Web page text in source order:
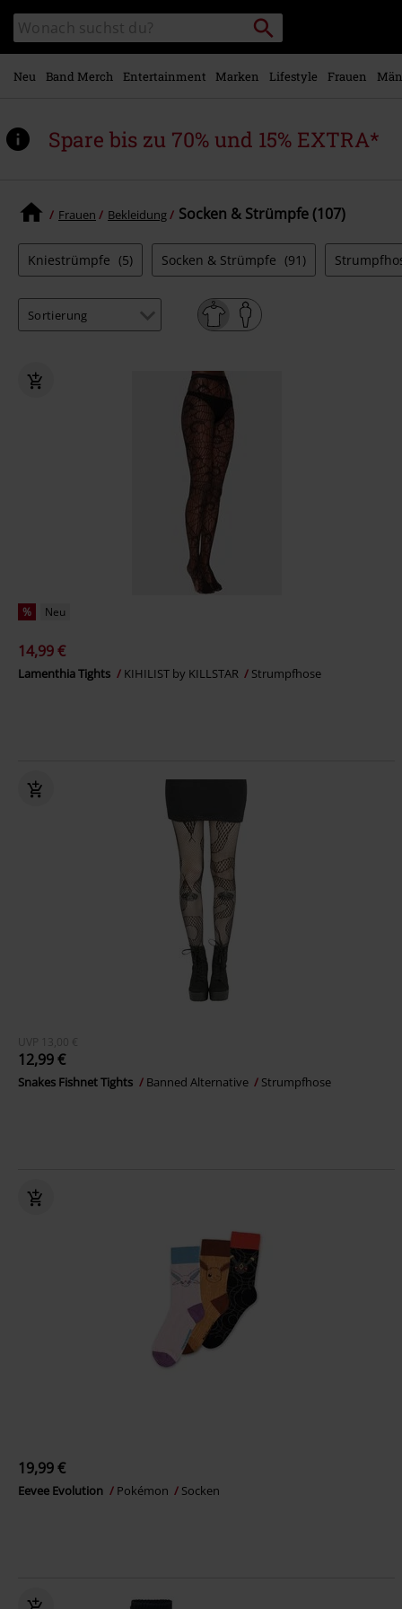
Hauptinhalt
springen
Katalog
durchsuchen
Packstation
suchen
Neu Band Merch Entertainment Marken Lifestyle Frauen
Spare bis zu 70% und 15% EXTRA*
Frauen Bekleidung Socken & Strümpfe (107)
Kniestrümpfe (5) Socken & Strümpfe (91)
% Neu
14,99 €
Lamenthia Tights KIHILIST by KILLSTAR Strumpfhose
UVP 13,00 €
12,99 €
Snakes Fishnet Tights Banned Alternative Strumpfhose
19,99 €
Eevee Evolution Pokémon Socken